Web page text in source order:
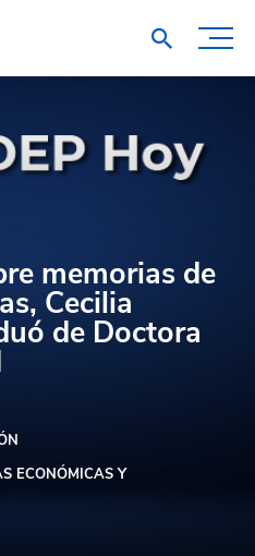
memorias de
Cecilia
de Doctora
ECONÓMICAS Y